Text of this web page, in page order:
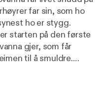
far sin, som ho
ho er stygg.
starten på den første
gjer, som får
til å smuldre.
å vere vaksen.